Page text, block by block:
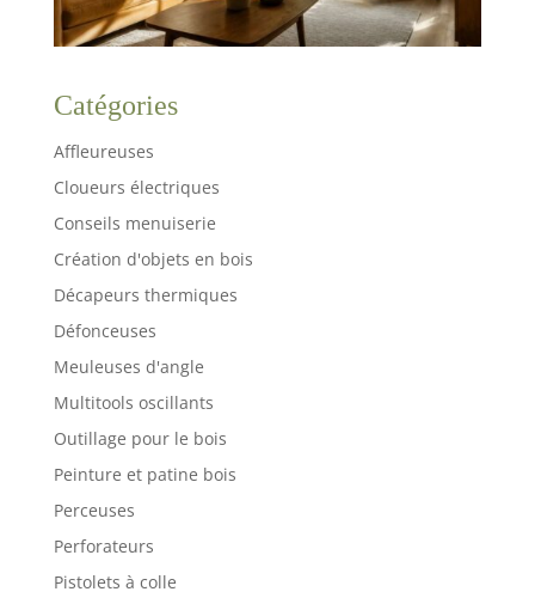
Catégories
Affleureuses
Cloueurs électriques
Conseils menuiserie
Création d'objets en bois
Décapeurs thermiques
Défonceuses
Meuleuses d'angle
Multitools oscillants
Outillage pour le bois
Peinture et patine bois
Perceuses
Perforateurs
Pistolets à colle